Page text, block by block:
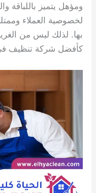
ومؤهل يتميز باللباقة
لخصوصية العملاء
بها. لذلك ليس من
كأفضل شركة تنظيف